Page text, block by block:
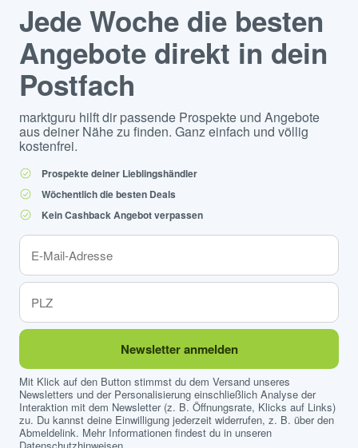
Jede Woche die besten
Angebote direkt in dein
Postfach
marktguru hilft dir passende Prospekte und Angebote
aus deiner Nähe zu finden. Ganz einfach und völlig
kostenfrei.
Prospekte deiner Lieblingshändler
Wöchentlich die besten Deals
Kein Cashback Angebot verpassen
Newsletter anmelden
Mit Klick auf den Button stimmst du dem Versand unseres
Newsletters und der Personalisierung einschließlich Analyse der
Interaktion mit dem Newsletter (z. B. Öffnungsrate, Klicks auf Links)
zu. Du kannst deine Einwilligung jederzeit widerrufen, z. B. über den
Abmeldelink. Mehr Informationen findest du in unseren